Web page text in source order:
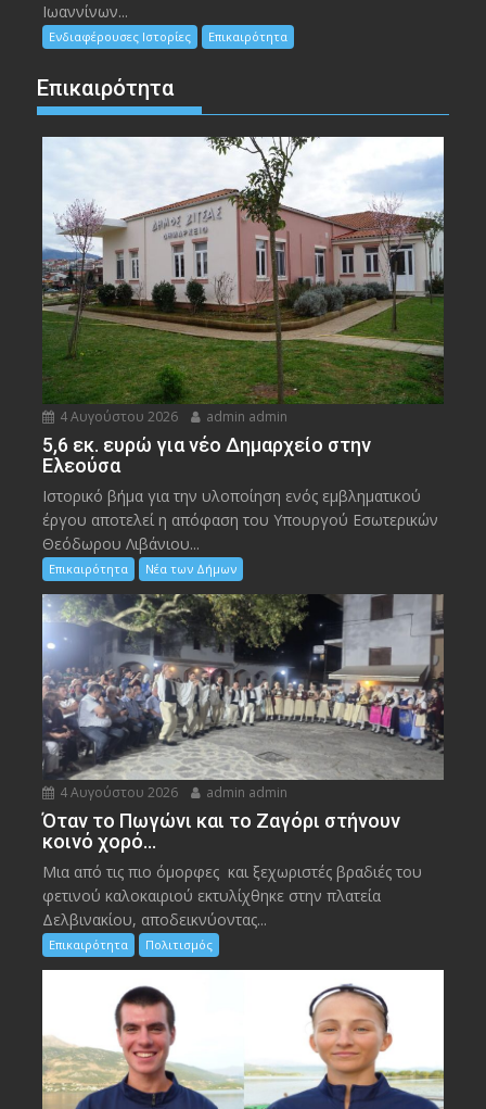
Ιωαννίνων...
Ενδιαφέρουσες Ιστορίες Επικαιρότητα
Επικαιρότητα
4 Αυγούστου 2026 admin admin
5,6 εκ. ευρώ για νέο Δημαρχείο στην
Ελεούσα
Ιστορικό βήμα για την υλοποίηση ενός εμβληματικού
έργου αποτελεί η απόφαση του Υπουργού Εσωτερικών
Θεόδωρου Λιβάνιου...
Επικαιρότητα Νέα των Δήμων
4 Αυγούστου 2026 admin admin
Όταν το Πωγώνι και το Ζαγόρι στήνουν
κοινό χορό…
Μια από τις πιο όμορφες και ξεχωριστές βραδιές του
φετινού καλοκαιριού εκτυλίχθηκε στην πλατεία
Δελβινακίου, αποδεικνύοντας...
Επικαιρότητα Πολιτισμός